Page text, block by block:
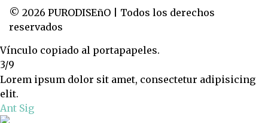
© 2026 PURODISEñO | Todos los derechos
reservados
Vínculo copiado al portapapeles.
3/9
Lorem ipsum dolor sit amet, consectetur adipisicing
elit.
Ant Sig